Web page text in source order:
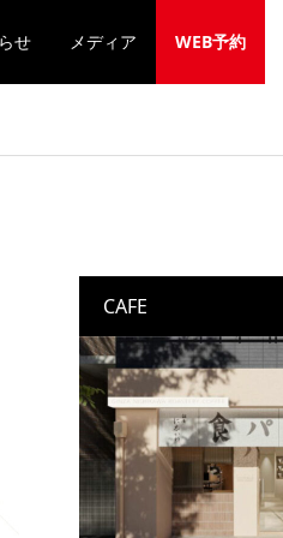
せ メディア WEB予約
CAFE